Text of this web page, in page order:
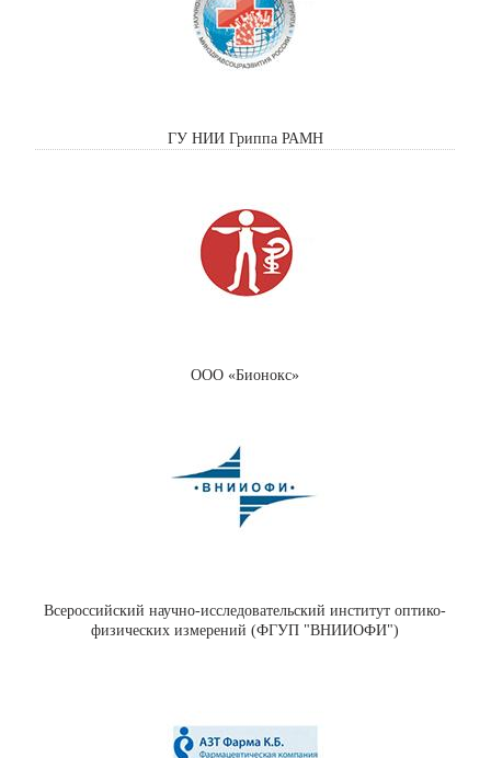
ГУ НИИ Гриппа РАМН
ООО «Бионокс»
Всероссийский научно-исследовательский институт оптико-
физических измерений (ФГУП "ВНИИОФИ")